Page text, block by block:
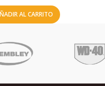
AL CARRITO